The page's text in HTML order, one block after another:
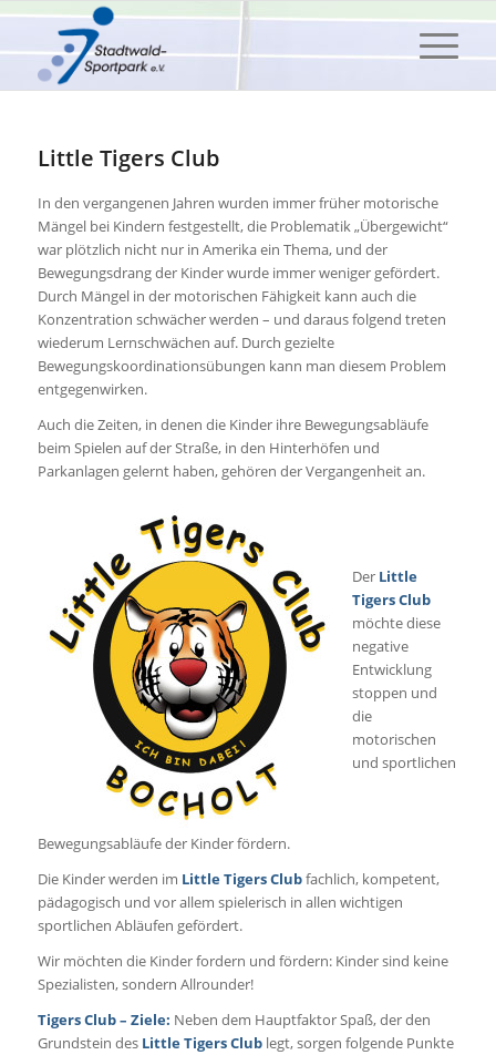
Little Tigers Club
In den vergangenen Jahren wurden immer früher motorische
Mängel bei Kindern festgestellt, die Problematik „Übergewicht“
war plötzlich nicht nur in Amerika ein Thema, und der
Bewegungsdrang der Kinder wurde immer weniger gefördert.
Durch Mängel in der motorischen Fähigkeit kann auch die
Konzentration schwächer werden – und daraus folgend treten
wiederum Lernschwächen auf. Durch gezielte
Bewegungskoordinationsübungen kann man diesem Problem
entgegenwirken.
Auch die Zeiten, in denen die Kinder ihre Bewegungsabläufe
beim Spielen auf der Straße, in den Hinterhöfen und
Parkanlagen gelernt haben, gehören der Vergangenheit an.
Der Little
Tigers Club
möchte diese
negative
Entwicklung
stoppen und
die
motorischen
und sportlichen
Bewegungsabläufe der Kinder fördern.
Die Kinder werden im Little Tigers Clubfachlich, kompetent,
pädagogisch und vor allem spielerisch in allen wichtigen
sportlichen Abläufen gefördert.
Wir möchten die Kinder fordern und fördern: Kinder sind keine
Spezialisten, sondern Allrounder!
Tigers Club – Ziele: Neben dem Hauptfaktor Spaß, der den
Grundstein des Little Tigers Clublegt, sorgen folgende Punkte